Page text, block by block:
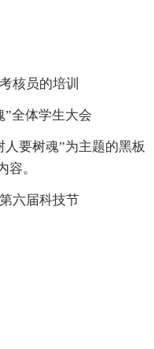
核员的培训
”全体学生大会
要树魂”为主题的黑板
。
六届科技节